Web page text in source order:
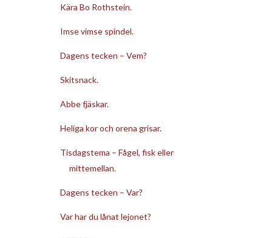
Kära Bo Rothstein.
Imse vimse spindel.
Dagens tecken – Vem?
Skitsnack.
Abbe fjäskar.
Heliga kor och orena grisar.
Tisdagstema – Fågel, fisk eller
mittemellan.
Dagens tecken – Var?
Var har du lånat lejonet?